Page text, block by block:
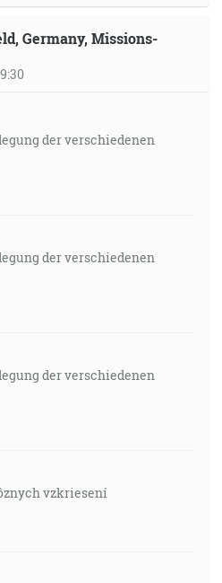
Germany, Missions-
der verschiedenen
der verschiedenen
der verschiedenen
vzkriesení